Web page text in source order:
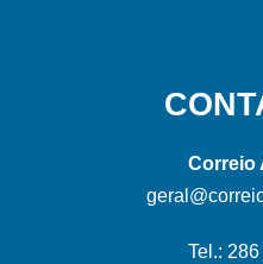
Correio
Tel.: